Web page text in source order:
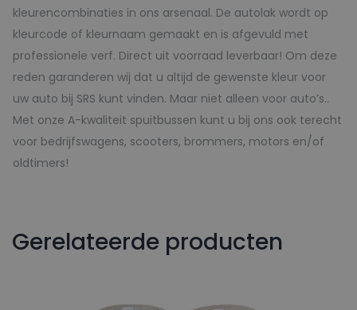
kleurencombinaties in ons arsenaal. De autolak wordt op
kleurcode of kleurnaam gemaakt en is afgevuld met
professionele verf. Direct uit voorraad leverbaar! Om deze
reden garanderen wij dat u altijd de gewenste kleur voor
uw auto bij SRS kunt vinden. Maar niet alleen voor auto’s..
Met onze A-kwaliteit spuitbussen kunt u bij ons ook terecht
voor bedrijfswagens, scooters, brommers, motors en/of
oldtimers!
Gerelateerde producten